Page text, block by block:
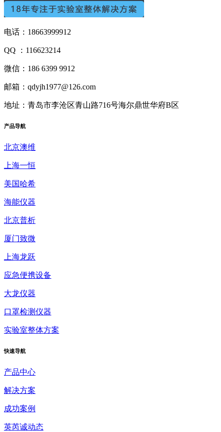
电话：18663999912
QQ ：116623214
微信：186 6399 9912
邮箱：qdyjh1977@126.com
地址：青岛市李沧区青山路716号海尔鼎世华府B区
产品导航
北京澳维
上海一恒
美国哈希
海能仪器
北京普析
厦门致微
上海龙跃
应急便携设备
大龙仪器
口罩检测仪器
实验室整体方案
快速导航
产品中心
解决方案
成功案例
英芮诚动态